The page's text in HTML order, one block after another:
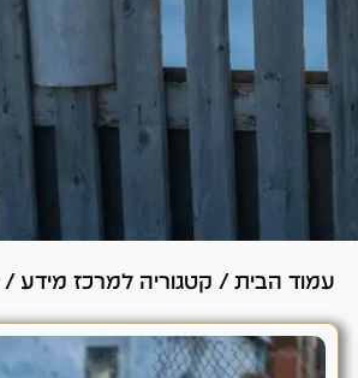
עמוד הבית / קטגוריה למרכז מידע /